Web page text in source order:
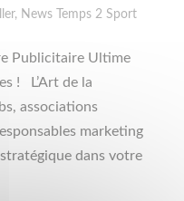
, News Temps 2 Sport
Publicitaire Ultime
! L’Art de la
associations
marketing
dans votre